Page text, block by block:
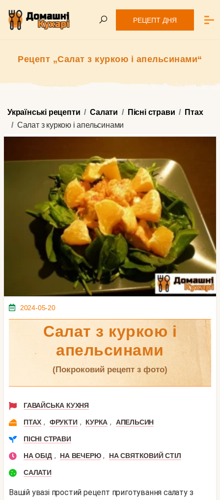
РЕЦЕПТ ДНЯ
Рецепт „Салат з куркою і апельсинами“
Українські рецепти Салати Пісні страви
Птах
Салат з куркою і апельсинами
2024-05-20
Салат з куркою і
апельсинами
(покроковий рецепт з фото)
ГАВАЙСЬКА КУХНЯ
ПТАХ , ФРУКТИ , КУРКА , АПЕЛЬСИН
ПІСНІ СТРАВИ
НА ОБІД , НА ВЕЧЕРЮ , НА СВЯТКОВИЙ СТІЛ
САЛАТИ
Вашій увазі простий рецепт приготування салату з